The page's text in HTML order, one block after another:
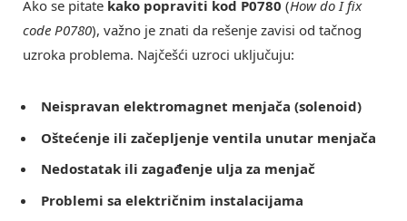
Ako se pitate kako popraviti kod P0780 (How do I fix
code P0780), važno je znati da rešenje zavisi od tačnog
uzroka problema. Najčešći uzroci uključuju:
Neispravan elektromagnet menjača (solenoid)
Oštećenje ili začepljenje ventila unutar menjača
Nedostatak ili zagađenje ulja za menjač
Problemi sa električnim instalacijama